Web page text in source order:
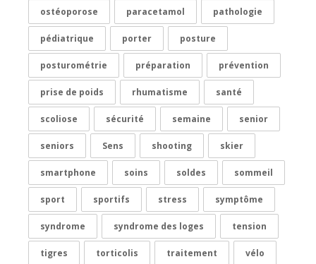
ostéoporose paracetamol pathologie
pédiatrique porter posture
posturométrie préparation prévention
prise de poids rhumatisme santé
scoliose sécurité semaine senior
seniors Sens shooting skier
smartphone soins soldes sommeil
sport sportifs stress symptôme
syndrome syndrome des loges tension
tigres torticolis traitement vélo